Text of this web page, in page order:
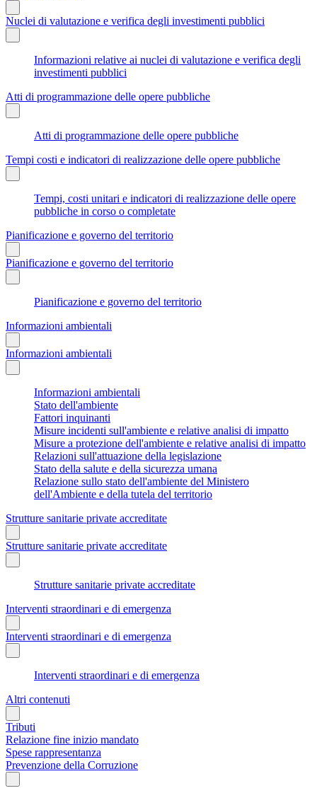
Nuclei di valutazione e verifica degli investimenti pubblici
Informazioni relative ai nuclei di valutazione e verifica degli
investimenti pubblici
Atti di programmazione delle opere pubbliche
Atti di programmazione delle opere pubbliche
Tempi costi e indicatori di realizzazione delle opere pubbliche
Tempi, costi unitari e indicatori di realizzazione delle opere
pubbliche in corso o completate
Pianificazione e governo del territorio
Pianificazione e governo del territorio
Pianificazione e governo del territorio
Informazioni ambientali
Informazioni ambientali
Informazioni ambientali
Stato dell'ambiente
Fattori inquinanti
Misure incidenti sull'ambiente e relative analisi di impatto
Misure a protezione dell'ambiente e relative analisi di impatto
Relazioni sull'attuazione della legislazione
Stato della salute e della sicurezza umana
Relazione sullo stato dell'ambiente del Ministero
dell'Ambiente e della tutela del territorio
Strutture sanitarie private accreditate
Strutture sanitarie private accreditate
Strutture sanitarie private accreditate
Interventi straordinari e di emergenza
Interventi straordinari e di emergenza
Interventi straordinari e di emergenza
Altri contenuti
Tributi
Relazione fine inizio mandato
Spese rappresentanza
Prevenzione della Corruzione